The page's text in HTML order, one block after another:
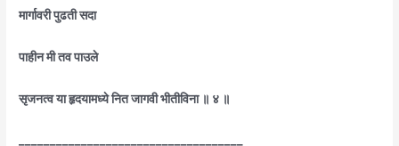
मार्गावरी पुढती सदा
पाहीन मी तव पाउले
सृजनत्व या हृदयामध्ये नित जागवी भीतीविना ॥ ४ ॥